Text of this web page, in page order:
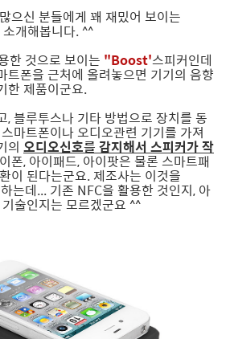
으신 분들에게 꽤 재밌어 보이는
개해봅니다. ^^
한 것으로 보이는 "Boost'스피커인데
트폰을 근처에 올려놓으면 기기의 음향
한 제품이군요.
, 블루투스나 기타 방법으로 장치를 동
마트폰이나 오디오관련 기기를 가져
의 오디오신호를 감지해서 스피커가 작
폰, 아이패드, 아이팟은 물론 스마트패
이 된다는군요. 제조사는 이것을
는데... 기존 NFC을 활용한 것인지, 아
술인지는 모르겠군요 ^^